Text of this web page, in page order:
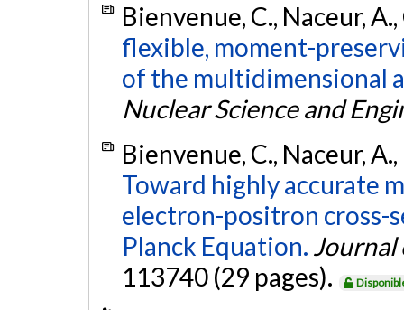
Bienvenue, C., Naceur,
flexible, moment-
of the multidimensional
Nuclear Science and
Bienvenue, C., Naceur,
Toward highly accurate
electron-positron cross-
Planck Equation. Journal
113740 (29 pages).